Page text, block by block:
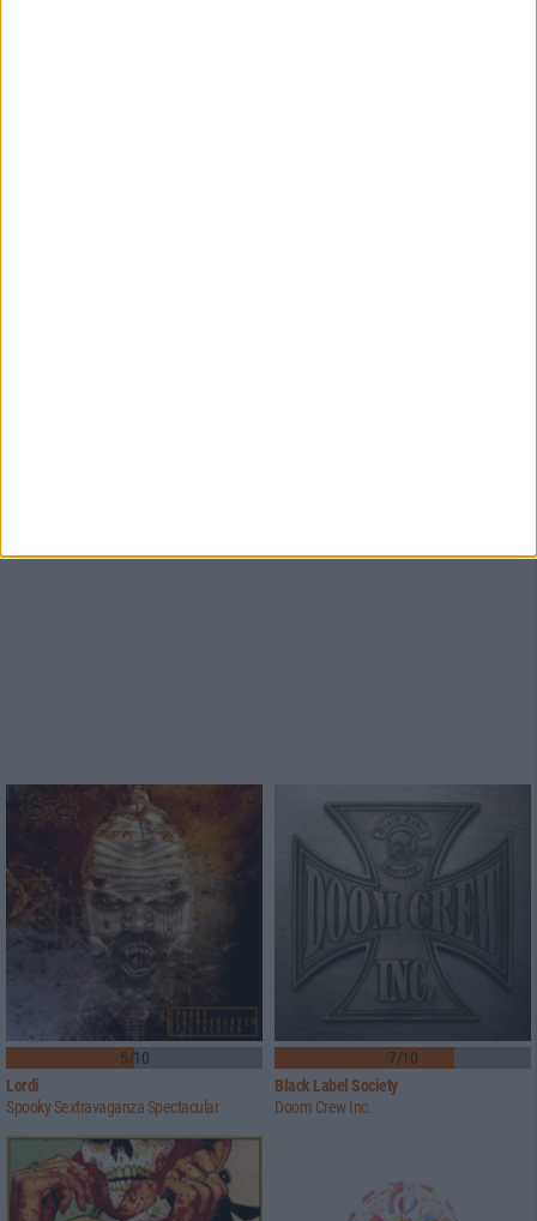
5/10
Lordi
Spooky Sextravaganza Spectacular
7/10
Black Label Society
Doom Crew Inc.